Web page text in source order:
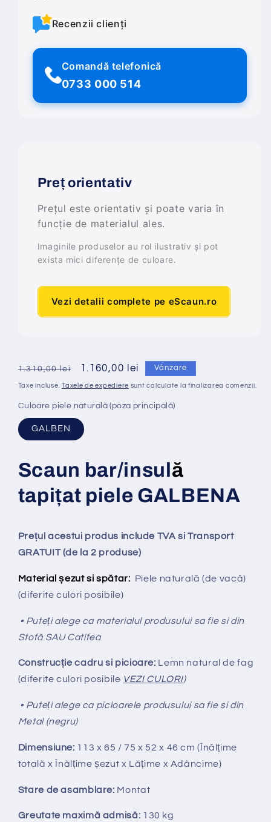
Recenzii clienți
Comandă telefonică
0733 000 514
Preț orientativ
Prețul este orientativ și poate varia în
funcție de materialul ales.
Imaginile produselor au rol ilustrativ și pot
exista mici diferențe de culoare.
Vezi detalii complete pe eScaun.ro
Preț
obișnuit
1.310,00 lei
Preț
redus
1.160,00 lei Vânzare
Taxe incluse.Taxele de expediere sunt calculate la finalizarea comenzii.
Culoare piele naturală (poza principală)
GALBEN
Scaun bar/insulă
tapițat piele GALBENA
Prețul acestui produs include TVA si Transport
GRATUIT (de la 2 produse)
Material șezut si spătar: Piele naturală (de vacă)
(diferite culori posibile)
• Puteți alege ca materialul produsului sa fie si din
Stofă SAU Catifea
Construcție cadru si picioare: Lemn natural de fag
(diferite culori posibile VEZI CULORI)
• Puteți alege ca picioarele produsului sa fie si din
Metal (negru)
Dimensiune: 113 x 65 / 75 x 52 x 46 cm (Înălțime
totală x Înălțimeșezut x Lățime x Adâncime)
Stare de asamblare: Montat
Greutate maximă admisă: 130 kg